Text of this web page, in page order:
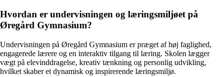
Hvordan er undervisningen og læringsmiljøet på
Øregård Gymnasium?
Undervisningen på Øregård Gymnasium er præget af høj faglighed,
engagerede lærere og en interaktiv tilgang til læring. Skolen lægger
vægt på elevinddragelse, kreativ tænkning og personlig udvikling,
hvilket skaber et dynamisk og inspirerende læringsmiljø.